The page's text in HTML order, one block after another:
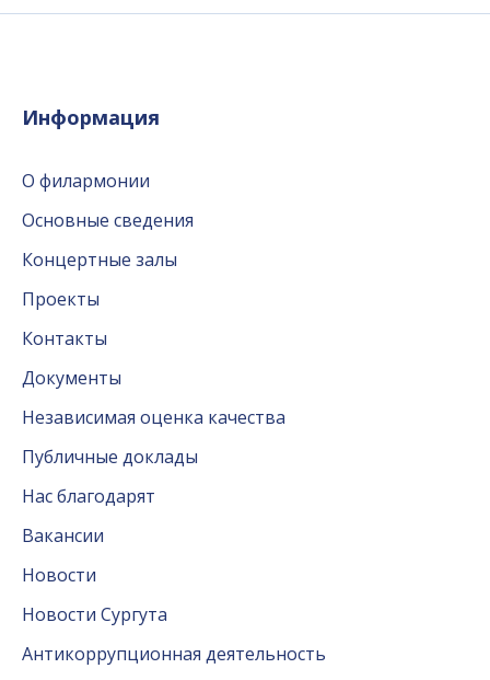
Информация
О филармонии
Основные сведения
Концертные залы
Проекты
Контакты
Документы
Независимая оценка качества
Публичные доклады
Нас благодарят
Вакансии
Новости
Новости Сургута
Антикоррупционная деятельность